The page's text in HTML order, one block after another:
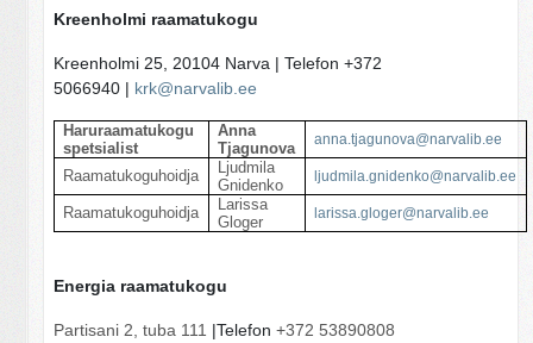
Kreenholmi raamatukogu
Kreenholmi 25, 20104 Narva | Telefon +372
5066940 | krk@narvalib.ee
Haruraamatukogu
spetsialist
Anna
Tjagunova
anna.tjagunova@narvalib.ee
Raamatukoguhoidja
Ljudmila
Gnidenko
ljudmila.gnidenko@narvalib.ee
Raamatukoguhoidja
Larissa
Gloger
larissa.gloger@narvalib.ee
Energia raamatukogu
Partisani 2, tuba 111 |Telefon +372 53890808